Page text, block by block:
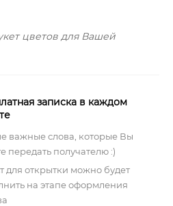
цветов для Вашей
записка в каждом
важные слова, которые Вы
передать получателю :)
для открытки можно будет
на этапе оформления